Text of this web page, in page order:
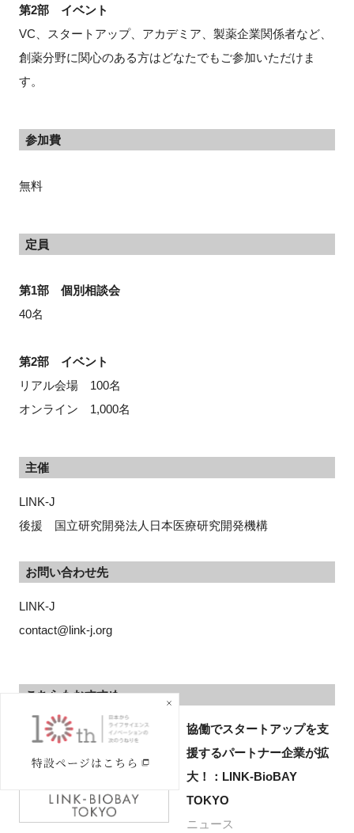
第2部 イベント
VC、スタートアップ、アカデミア、製薬企業関係者など、
創薬分野に関心のある方はどなたでもご参加いただけま
す。
参加費
無料
定員
第1部 個別相談会
40名
第2部 イベント
リアル会場 100名
オンライン 1,000名
主催
LINK-J
後援 国立研究開発法人日本医療研究開発機構
お問い合わせ先
LINK-J
contact@link-j.org
こちらもおすすめ
協働でスタートアップを支
援するパートナー企業が拡
大！：LINK-BioBAY
TOKYO
ニュース